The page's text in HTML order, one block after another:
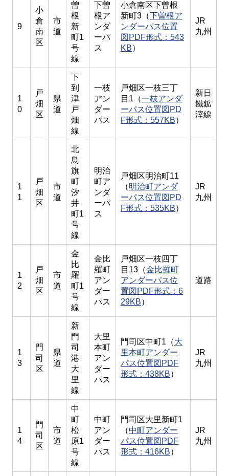
9
小
倉
南
区
市
道
曽
根
新
町1
号
線
下曽
根ア
ンダ
ーパ
ス
小倉南区下曽根
新町3（下曽根ア
ンダーパス位置
図PDF形式：543
KB）
JR
九州
1
0
戸
畑
区
県
道
下
到
津
戸
畑
線
一枝
アン
ダー
パス
戸畑区一枝三丁
目1（一枝アンダ
ーパス位置図PD
F形式：557KB）
新日
鐵鉱
滓線
1
1
戸
畑
区
市
道
北
鳥
旗
町
汐
井
町1
号
線
明治
町ア
ンダ
ーパ
ス
戸畑区明治町11
（明治町アンダ
ーパス位置図PD
F形式：535KB）
JR
九州
1
2
戸
畑
区
市
道
金
比
羅
町1
号
線
金比
羅町
アン
ダー
パス
戸畑区一枝四丁
目13（金比羅町
アンダーパス位
置図PDF形式：6
29KB）
道路
1
3
門
司
区
県
道
新
門
司
港
大
里
線
大里
本町
アン
ダー
パス
門司区中町1（大
里本町アンダー
パス位置図PDF
形式：438KB）
JR
九州
1
4
門
司
区
市
道
中
町
松
原1
号
線
中町
アン
ダー
パス
門司区大里新町1
（中町アンダー
パス位置図PDF
形式：416KB）
JR
九州